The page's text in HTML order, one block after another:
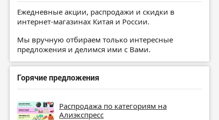
Ежедневные акции, распродажи и скидки в
интернет-магазинах Китая и России.
Мы вручную отбираем только интересные
предложения и делимся ими с Вами.
Горячие предложения
Распродажа по категориям на
Алиэкспресс